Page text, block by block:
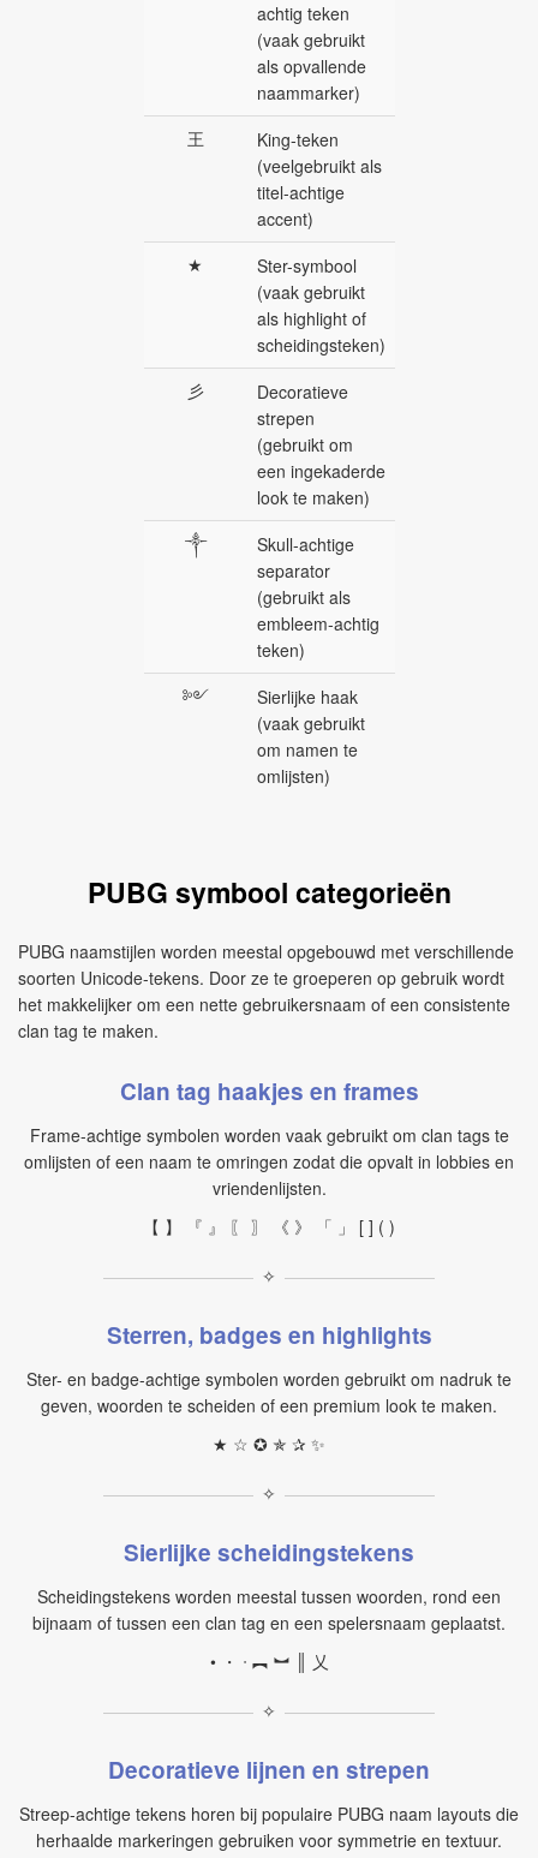
achtig teken
(vaak gebruikt
als opvallende
naammarker)
王
King-teken
(veelgebruikt als
titel-achtige
accent)
★
Ster-symbool
(vaak gebruikt
als highlight of
scheidingsteken)
彡
Decoratieve
strepen
(gebruikt om
een ingekaderde
look te maken)
༒
Skull-achtige
separator
(gebruikt als
embleem-achtig
teken)
༻
Sierlijke haak
(vaak gebruikt
om namen te
omlijsten)
PUBG symbool categorieën
PUBG naamstijlen worden meestal opgebouwd met verschillende
soorten Unicode-tekens. Door ze te groeperen op gebruik wordt
het makkelijker om een nette gebruikersnaam of een consistente
clan tag te maken.
Clan tag haakjes en frames
Frame-achtige symbolen worden vaak gebruikt om clan tags te
omlijsten of een naam te omringen zodat die opvalt in lobbies en
vriendenlijsten.
【 】 『 』 〖 〗 《 》 「 」 [ ] ( )
✧
Sterren, badges en highlights
Ster- en badge-achtige symbolen worden gebruikt om nadruk te
geven, woorden te scheiden of een premium look te maken.
★ ☆ ✪ ✯ ✰ ✨
✧
Sierlijke scheidingstekens
Scheidingstekens worden meestal tussen woorden, rond een
bijnaam of tussen een clan tag en een spelersnaam geplaatst.
• ・ ᐧ ︻ ︼ ║ 乂
✧
Decoratieve lijnen en strepen
Streep-achtige tekens horen bij populaire PUBG naam layouts die
herhaalde markeringen gebruiken voor symmetrie en textuur.